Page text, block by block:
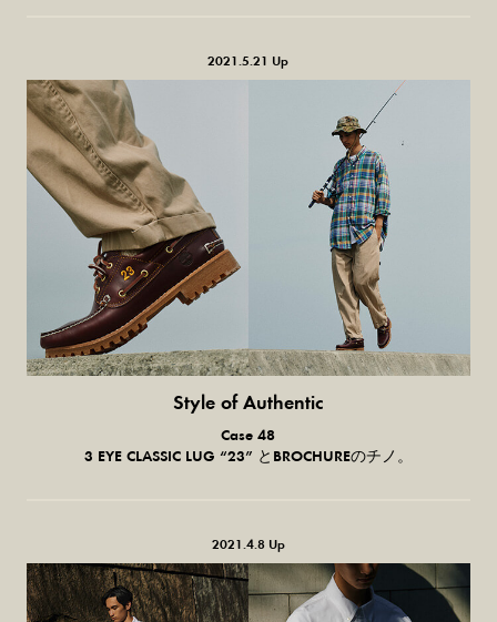
2021.5.21 Up
Style of Authentic
普通の服、
普通のスタイル。
Case 48
3 EYE CLASSIC LUG “23” とBROCHUREのチノ。
2021.4.8 Up